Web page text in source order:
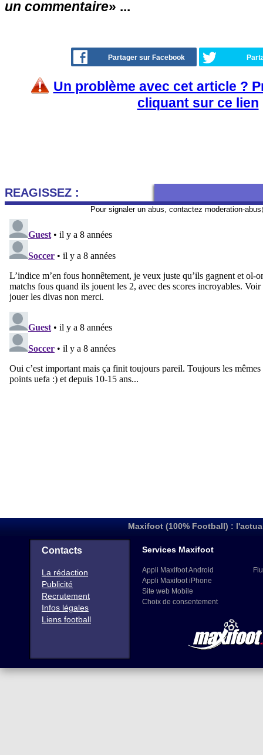
un commentaire» ...
Partager sur Facebook
Un problème avec cet article ?
cliquant sur ce lien
REAGISSEZ :
Pour signaler un abus, contactez moderation-
Maxifoot (100% Football) :
Contacts
La rédaction
Publicité
Recrutement
Infos légales
Liens football
Services Maxifoot
Appli Maxifoot Android
Appli Maxifoot iPhone
Site web Mobile
Choix de consentement